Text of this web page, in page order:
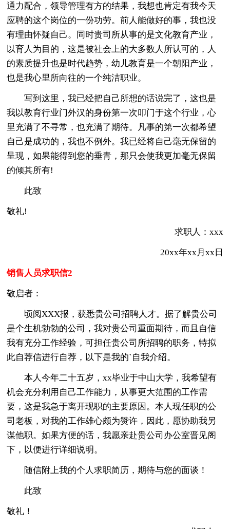
通力配合，领导管理有方的结果，我想也肯定有我今天
应聘的这个岗位的一份功劳。前人能做好的事，我也没
有理由怀疑自己。同时贵司所从事的是文化教育产业，
以育人为目的，这是被社会上的大多数人所认可的，人
的素质提升也是时代趋势，幼儿教育是一个朝阳产业，
也是我心里所向往的一个纯洁职业。
写到这里，我已经把自己所想的话说完了，这也是
我以教育行业门外汉的身份第一次叩门于这个行业，心
里充满了不寻常，也充满了期待。凡事的第一次都希望
自己是成功的，我也不例外。我已经将自己毫无保留的
呈现，如果能得到您的垂青，那只会使我更加毫无保留
的倾其所有!
此致
敬礼!
求职人：xxx
20xx年xx月xx日
销售人员求职信2
敬启者：
顷阅XXX报，获悉贵公司招聘人才。据了解贵公司
是个生机勃勃的公司，我对贵公司重面期待，而且自信
我有充分工作经验，可担任贵公司所招聘的职务，特拟
此自荐信进行自荐，以下是我的`自我介绍。
本人今年二十五岁，xx毕业于中山大学，我希望有
机会充分利用自己工作能力，从事更大范围的工作需
要，这是我急于离开现职的主要原因。本人现任职的公
司老板，对我的工作雄心颇为赞许，因此，愿协助我另
谋他职。如果方便的话，我愿亲赴贵公司办公室晋见阁
下，以便进行详细说明。
随信附上我的个人求职简历，期待与您的面谈！
此致
敬礼！